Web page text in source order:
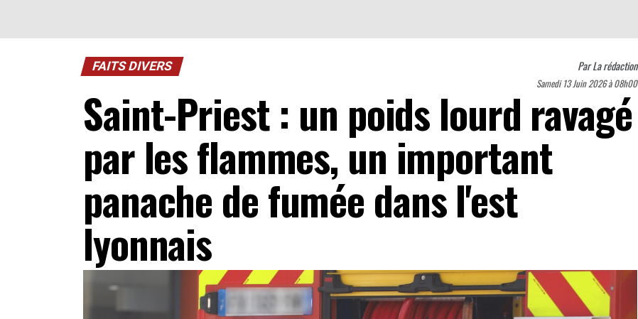
FAITS DIVERS ParLa rédaction
Samedi 13 Juin 2026 à 08h00
Saint-Priest : un poids lourd ravagé
par les flammes, un important
panache de fumée dans l'est
lyonnais